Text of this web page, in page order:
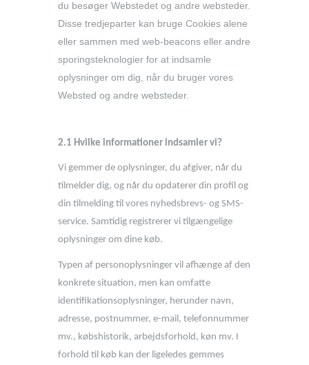
du besøger Webstedet og andre websteder.
Disse tredjeparter kan bruge Cookies alene
eller sammen med web-beacons eller andre
sporingsteknologier for at indsamle
oplysninger om dig, når du bruger vores
Websted og andre websteder.
2.1 Hvilke informationer indsamler vi?
Vi gemmer de oplysninger, du afgiver, når du
tilmelder dig, og når du opdaterer din profil og
din tilmelding til vores nyhedsbrevs- og SMS-
service. Samtidig registrerer vi tilgængelige
oplysninger om dine køb.
Typen af personoplysninger vil afhænge af den
konkrete situation, men kan omfatte
identifikationsoplysninger, herunder navn,
adresse, postnummer, e-mail, telefonnummer
mv., købshistorik, arbejdsforhold, køn mv. I
forhold til køb kan der ligeledes gemmes